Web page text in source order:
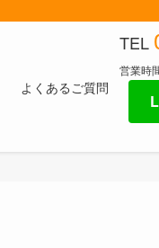
よくあるご質問
TEL
営業時